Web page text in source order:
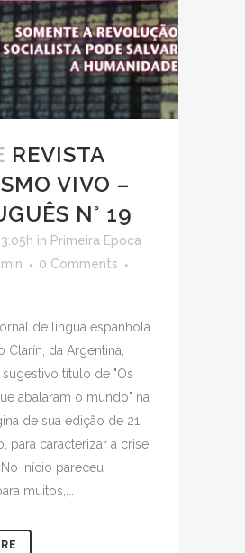
REVISTA
VIVO –
N° 19
in Primeira Epoca
0 Comments
de língua espanhola
Clarín, da Argentina,
título de "Os
abalaram o mundo" na
de sua edição de 21
para caracterizar a crise
início pareceu
muitos,...